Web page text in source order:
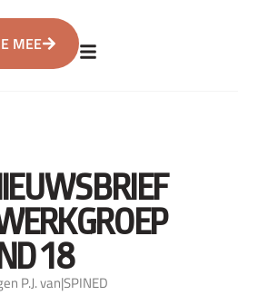
MEE
18
P.J. van|SPINED